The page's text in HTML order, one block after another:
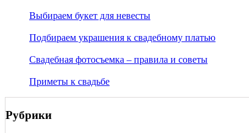
Выбираем букет для невесты
Подбираем украшения к свадебному платью
Свадебная фотосъемка – правила и советы
Приметы к свадьбе
Рубрики